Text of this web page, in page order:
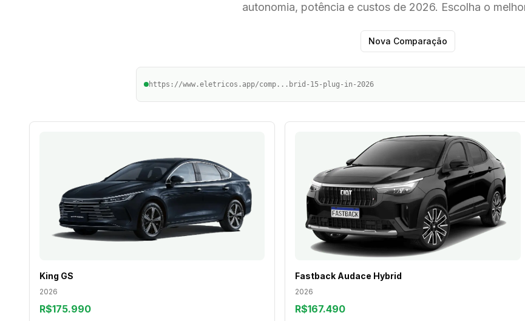
autonomia, potência e custos de 2026. Escolha o
Nova Comparação
https://www.eletricos.app/comp...brid-15-plug-in-2026
King GS
2026
R$175.990
Fastback Audace Hybrid
2026
R$167.490